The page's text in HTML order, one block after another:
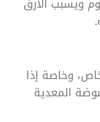
وخاصة إذا
المعدية